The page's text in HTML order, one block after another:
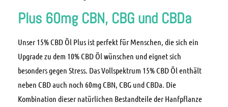
Plus 60mg CBN, CBG und CBDa
Unser 15% CBD Öl Plus ist perfekt für Menschen, die sich ein
Upgrade zu dem 10% CBD Öl wünschen und eignet sich
besonders gegen Stress. Das Vollspektrum 15% CBD Öl enthält
neben CBD auch noch 60mg CBN, CBG und CBDa. Die
Kombination dieser natürlichen Bestandteile der Hanfpflanze